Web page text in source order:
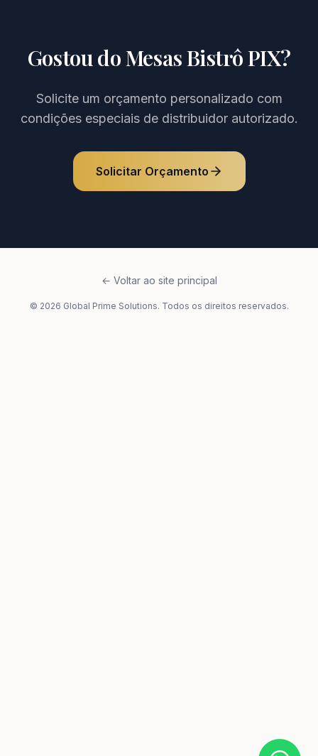
Gostou doMesas Bistrô PIX?
Solicite um orçamento personalizado com
condições especiais de distribuidor autorizado.
Solicitar Orçamento
← Voltar ao site principal
© 2026 Global Prime Solutions. Todos os direitos reservados.